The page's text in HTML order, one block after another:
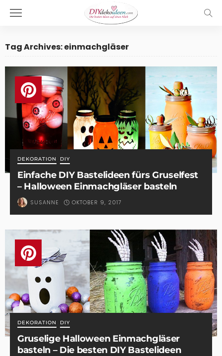
Tag Archives: einmachgläser
DEKORATION DIY
Einfache DIY Bastelideen fürs Gruselfest
– Halloween Einmachgläser basteln
SUSANNE OKTOBER 9, 2017
DEKORATION DIY
Gruselige Halloween Einmachgläser
basteln – Die besten DIY Bastelideen